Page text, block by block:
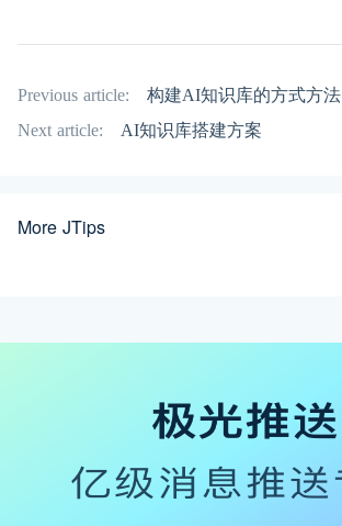
Previous article:
构建AI知识库的方式方法
Next article:
AI知识库搭建方案
More JTips